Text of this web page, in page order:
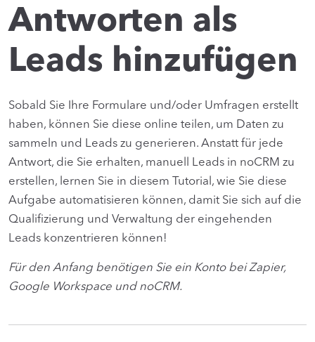
Antworten als
Leads hinzufügen
Sobald Sie Ihre Formulare und/oder Umfragen erstellt
haben, können Sie diese online teilen, um Daten zu
sammeln und Leads zu generieren. Anstatt für jede
Antwort, die Sie erhalten, manuell Leads in noCRM zu
erstellen, lernen Sie in diesem Tutorial, wie Sie diese
Aufgabe automatisieren können, damit Sie sich auf die
Qualifizierung und Verwaltung der eingehenden
Leads konzentrieren können!
Für den Anfang benötigen Sie ein Konto bei Zapier,
Google Workspace und noCRM.